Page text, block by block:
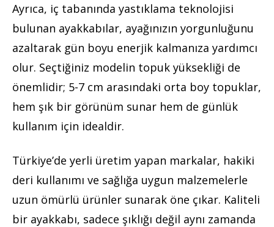
Ayrıca, iç tabanında yastıklama teknolojisi
bulunan ayakkabılar, ayağınızın yorgunluğunu
azaltarak gün boyu enerjik kalmanıza yardımcı
olur. Seçtiğiniz modelin topuk yüksekliği de
önemlidir; 5-7 cm arasındaki orta boy topuklar,
hem şık bir görünüm sunar hem de günlük
kullanım için idealdir.
Türkiye’de yerli üretim yapan markalar, hakiki
deri kullanımı ve sağlığa uygun malzemelerle
uzun ömürlü ürünler sunarak öne çıkar. Kaliteli
bir ayakkabı, sadece şıklığı değil aynı zamanda